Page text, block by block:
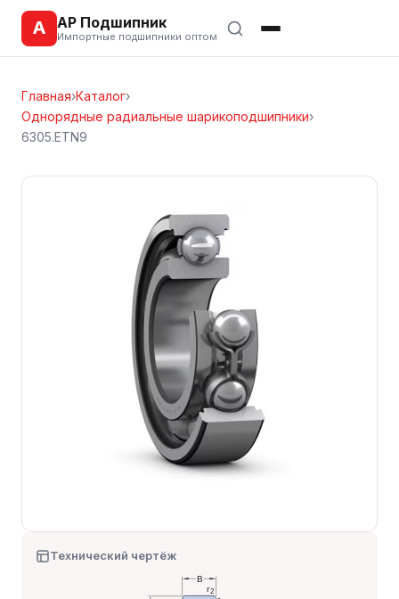
А АР Подшипник
Импортные подшипники оптом
Главная›Каталог›
Однорядные радиальные шарикоподшипники›
6305.ETN9
Технический чертёж